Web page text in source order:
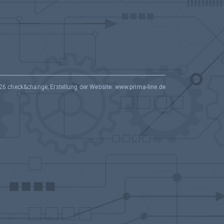
check&change, Erstellung der Website: www.prima-line.de